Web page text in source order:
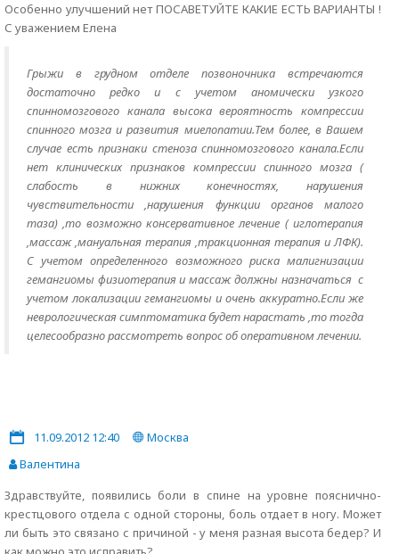
Особенно улучшений нет ПОСАВЕТУЙТЕ КАКИЕ ЕСТЬ ВАРИАНТЫ !
С уважением Елена
Грыжи в грудном отделе позвоночника встречаются
достаточно редко и с учетом аномически узкого
спинномозгового канала высока вероятность компрессии
спинного мозга и развития миелопатии.Тем более, в Вашем
случае есть признаки стеноза спинномозгового канала.Если
нет клинических признаков компрессии спинного мозга (
слабость в нижних конечностях, нарушения
чувствительности ,нарушения функции органов малого
таза) ,то возможно консервативное лечение ( иглотерапия
,массаж ,мануальная терапия ,тракционная терапия и ЛФК).
С учетом определенного возможного риска малигнизации
гемангиомы физиотерапия и массаж должны назначаться с
учетом локализации гемангиомы и очень аккуратно.Если же
неврологическая симптоматика будет нарастать ,то тогда
целесообразно рассмотреть вопрос об оперативном лечении.
11.09.2012 12:40
Москва
Валентина
Здравствуйте, появились боли в спине на уровне пояснично-
крестцового отдела с одной стороны, боль отдает в ногу. Может
ли быть это связано с причиной - у меня разная высота бедер? И